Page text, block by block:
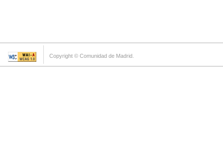
Copyright © Comunidad de Madrid.